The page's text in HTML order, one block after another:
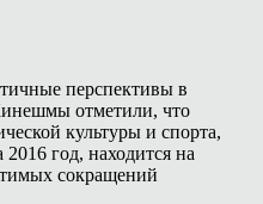
перспективы в
отметили, что
культуры и спорта,
год, находится на
сокращений